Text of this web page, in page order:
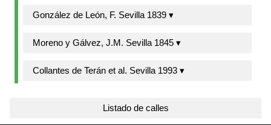
González de León, F. Sevilla 1839 ▾
Moreno y Gálvez, J.M. Sevilla 1845 ▾
Collantes de Terán et al. Sevilla 1993 ▾
Listado de calles